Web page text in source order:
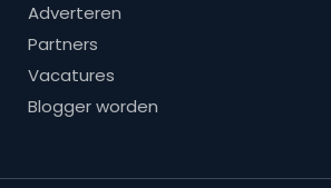
Adverteren
Partners
Vacatures
Blogger worden